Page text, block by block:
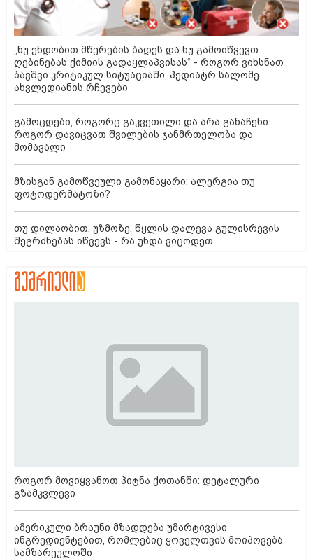
„ნუ ენდობით მწერების ბადეს და ნუ გამოიწვევთ
ღებინებას ქიმიის გადაყლაპვისას“ - როგორ ვიხსნათ
ბავშვი კრიტიკულ სიტუაციაში, პედიატრ სალომე
ახვლედიანის რჩევები
გამოცდები, როგორც გაკვეთილი და არა განაჩენი:
როგორ დავიცვათ შვილების ჯანმრთელობა და
მომავალი
მზისგან გამოწვეული გამონაყარი: ალერგია თუ
ფოტოდერმატოზი?
თუ დილაობით, უზმოზე, წყლის დალევა გულისრევის
შეგრძნებას იწვევს - რა უნდა ვიცოდეთ
როგორ მოვიყვანოთ პიტნა ქოთანში: დეტალური
გზამკვლევი
ამერიკული ბრაუნი მზადდება უმარტივესი
ინგრედიენტებით, რომლებიც ყოველთვის მოიპოვება
სამზარეულოში